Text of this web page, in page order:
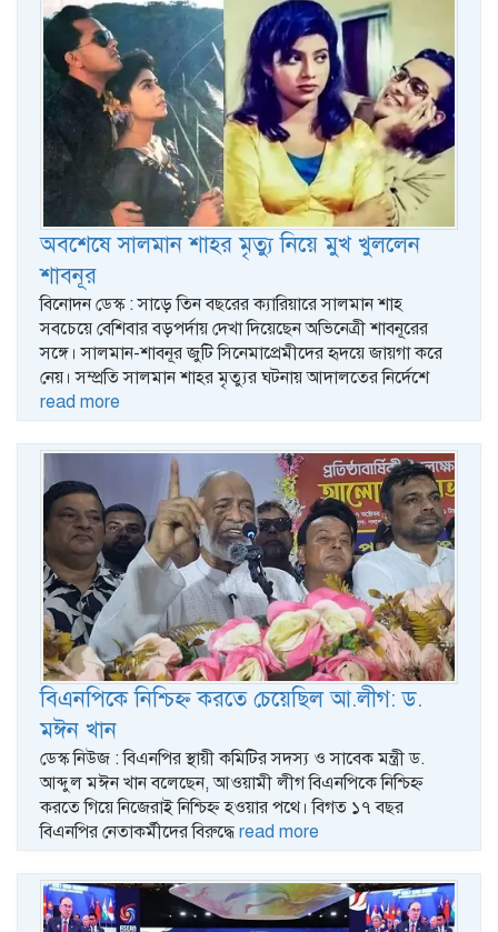
অবশেষে সালমান শাহর মৃত্যু নিয়ে মুখ খুললেন
শাবনূর
বিনোদন ডেস্ক : সাড়ে তিন বছরের ক্যারিয়ারে সালমান শাহ
সবচেয়ে বেশিবার বড়পর্দায় দেখা দিয়েছেন অভিনেত্রী শাবনূরের
সঙ্গে। সালমান-শাবনূর জুটি সিনেমাপ্রেমীদের হৃদয়ে জায়গা করে
নেয়। সম্প্রতি সালমান শাহর মৃত্যুর ঘটনায় আদালতের নির্দেশে
read more
বিএনপিকে নিশ্চিহ্ন করতে চেয়েছিল আ.লীগ: ড.
মঈন খান
ডেস্ক নিউজ : বিএনপির স্থায়ী কমিটির সদস্য ও সাবেক মন্ত্রী ড.
আব্দুল মঈন খান বলেছেন, আওয়ামী লীগ বিএনপিকে নিশ্চিহ্ন
করতে গিয়ে নিজেরাই নিশ্চিহ্ন হওয়ার পথে। বিগত ১৭ বছর
বিএনপির নেতাকর্মীদের বিরুদ্ধে read more